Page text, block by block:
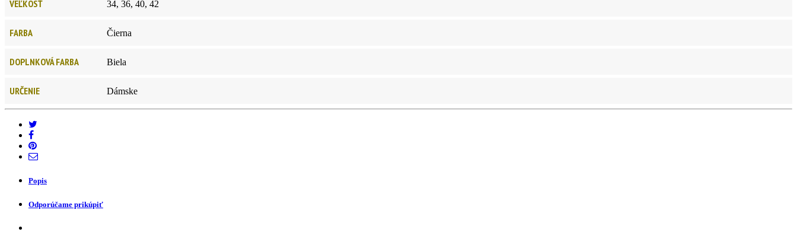
VEĽKOSŤ 34, 36, 40, 42
FARBA Čierna
DOPLNKOVÁ FARBA Biela
URČENIE Dámske
Popis
Odporúčame prikúpiť